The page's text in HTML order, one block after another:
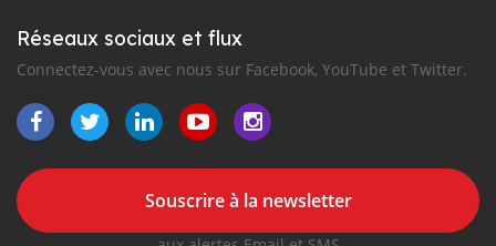
Réseaux sociaux et flux
Connectez-vous avec nous sur Facebook, YouTube et Twitter.
Souscrire à la newsletter